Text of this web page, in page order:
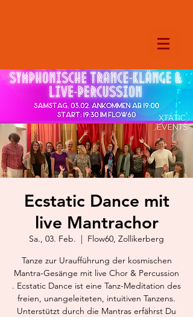
Ecstatic Dance mit
live Mantrachor
Sa., 03. Feb.
  |
Flow60, Zollikerberg
Tanze zur Uraufführung der kosmischen
Mantra-Gesänge mit live Chor & Percussion
. Ecstatic Dance ist eine Tanz-Meditation des
freien, unangeleiteten, intuitiven Tanzens.
Unterstützt durch die Mantras erfährst Du